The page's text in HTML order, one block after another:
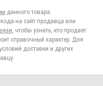
данного товара.
на сайт продавца или
, чтобы узнать, кто продает
справочный характер. Для
доставки и других